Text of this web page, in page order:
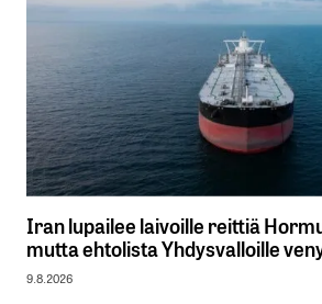
Iran lupailee laivoille reittiä
mutta ehtolista Yhdysvalloille
9.8.2026